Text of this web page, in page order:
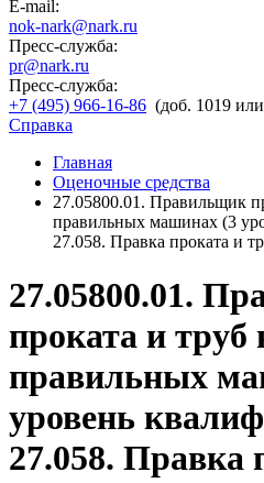
E-mail:
nok-nark@nark.ru
Пресс-служба:
pr@nark.ru
Пресс-служба:
+7 (495) 966-16-86 (доб. 1019
Справка
Главная
Оценочные средства
27.05800.01. Правильщик
правильных машинах (3
27.058. Правка проката и
27.05800.01.
проката и
правильных
уровень
27.058. Правка